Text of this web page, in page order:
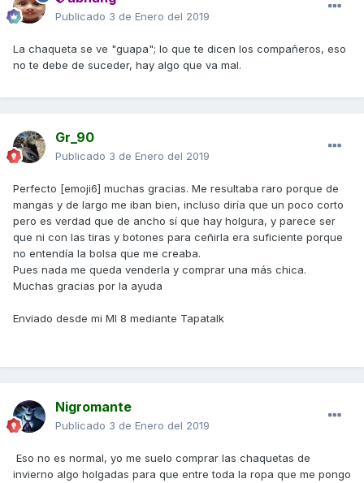
Publicado 3 de Enero del 2019
La chaqueta se ve "guapa"; lo que te dicen los compañeros, eso
no te debe de suceder, hay algo que va mal.
Gr_90
Publicado 3 de Enero del 2019
Perfecto [emoji6] muchas gracias. Me resultaba raro porque de
mangas y de largo me iban bien, incluso diría que un poco corto
pero es verdad que de ancho sí que hay holgura, y parece ser
que ni con las tiras y botones para ceñirla era suficiente porque
no entendía la bolsa que me creaba.
Pues nada me queda venderla y comprar una más chica.
Muchas gracias por la ayuda
Enviado desde mi MI 8 mediante Tapatalk
Nigromante
Publicado 3 de Enero del 2019
Eso no es normal, yo me suelo comprar las chaquetas de
invierno algo holgadas para que entre toda la ropa que me pongo